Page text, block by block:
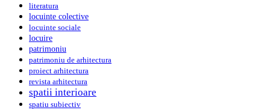
literatura
locuinte colective
locuinte sociale
locuire
patrimoniu
patrimoniu de arhitectura
proiect arhitectura
revista arhitectura
spatii interioare
spatiu subiectiv